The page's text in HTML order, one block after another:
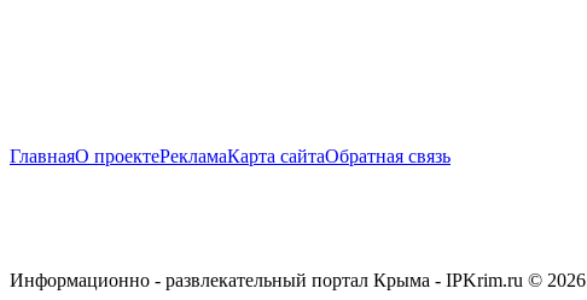
ГлавнаяО проектеРекламаКарта сайтаОбратная связь
Информационно - развлекательный портал Крыма - IPKrim.ru © 2026